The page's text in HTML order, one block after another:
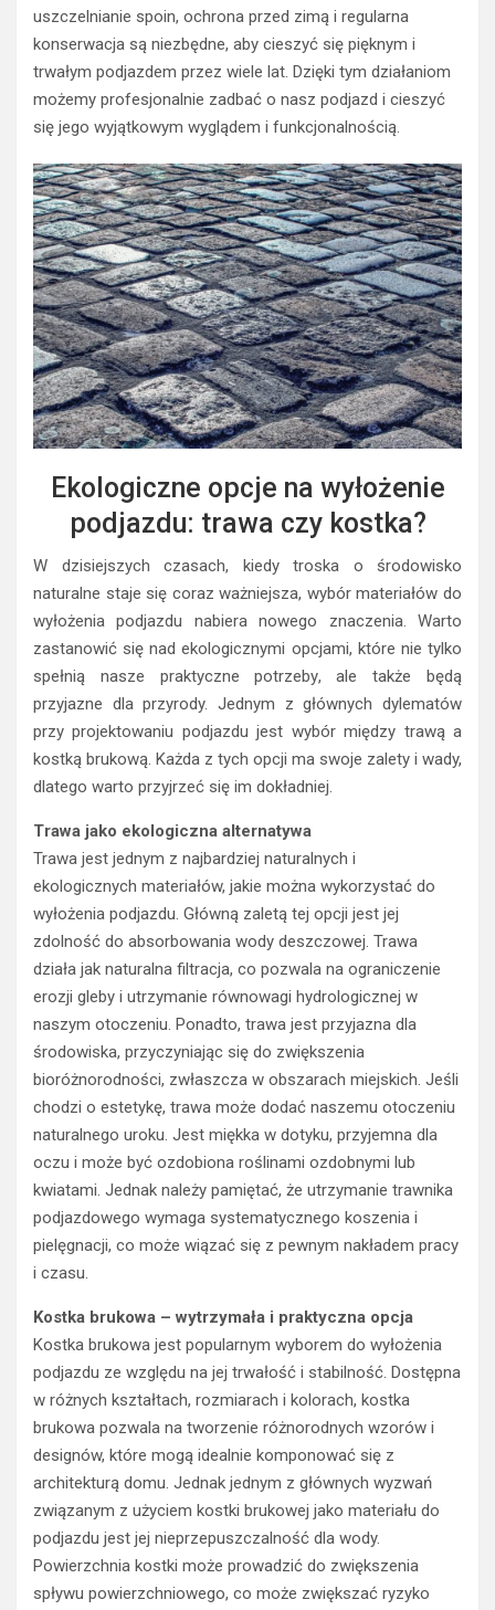
uszczelnianie spoin, ochrona przed zimą i regularna
konserwacja są niezbędne, aby cieszyć się pięknym i
trwałym podjazdem przez wiele lat. Dzięki tym działaniom
możemy profesjonalnie zadbać o nasz podjazd i cieszyć
się jego wyjątkowym wyglądem i funkcjonalnością.
Ekologiczne opcje na wyłożenie
podjazdu: trawa czy kostka?
W dzisiejszych czasach, kiedy troska o środowisko
naturalne staje się coraz ważniejsza, wybór materiałów do
wyłożenia podjazdu nabiera nowego znaczenia. Warto
zastanowić się nad ekologicznymi opcjami, które nie tylko
spełnią nasze praktyczne potrzeby, ale także będą
przyjazne dla przyrody. Jednym z głównych dylematów
przy projektowaniu podjazdu jest wybór między trawą a
kostką brukową. Każda z tych opcji ma swoje zalety i wady,
dlatego warto przyjrzeć się im dokładniej.
Trawa jako ekologiczna alternatywa
Trawa jest jednym z najbardziej naturalnych i
ekologicznych materiałów, jakie można wykorzystać do
wyłożenia podjazdu. Główną zaletą tej opcji jest jej
zdolność do absorbowania wody deszczowej. Trawa
działa jak naturalna filtracja, co pozwala na ograniczenie
erozji gleby i utrzymanie równowagi hydrologicznej w
naszym otoczeniu. Ponadto, trawa jest przyjazna dla
środowiska, przyczyniając się do zwiększenia
bioróżnorodności, zwłaszcza w obszarach miejskich. Jeśli
chodzi o estetykę, trawa może dodać naszemu otoczeniu
naturalnego uroku. Jest miękka w dotyku, przyjemna dla
oczu i może być ozdobiona roślinami ozdobnymi lub
kwiatami. Jednak należy pamiętać, że utrzymanie trawnika
podjazdowego wymaga systematycznego koszenia i
pielęgnacji, co może wiązać się z pewnym nakładem pracy
i czasu.
Kostka brukowa – wytrzymała i praktyczna opcja
Kostka brukowa jest popularnym wyborem do wyłożenia
podjazdu ze względu na jej trwałość i stabilność. Dostępna
w różnych kształtach, rozmiarach i kolorach, kostka
brukowa pozwala na tworzenie różnorodnych wzorów i
designów, które mogą idealnie komponować się z
architekturą domu. Jednak jednym z głównych wyzwań
związanym z użyciem kostki brukowej jako materiału do
podjazdu jest jej nieprzepuszczalność dla wody.
Powierzchnia kostki może prowadzić do zwiększenia
spływu powierzchniowego, co może zwiększać ryzyko